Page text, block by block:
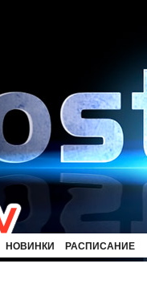
НОВИНКИ РАСПИСАНИЕ